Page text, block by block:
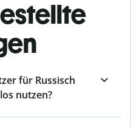
für Russisch
nutzen?